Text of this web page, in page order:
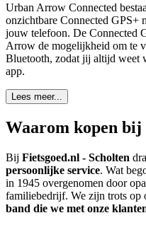
Urban Arrow Connected
onzichtbare Connected GPS+
jouw telefoon. De Connected
Arrow de mogelijkheid om te
Bluetooth, zodat jij altijd weet
app.
Lees meer...
Waarom kopen bij
Bij Fietsgoed.nl - Scholten
persoonlijke service. Wat
in 1945 overgenomen door
familiebedrijf. We zijn trots op
band die we met onze